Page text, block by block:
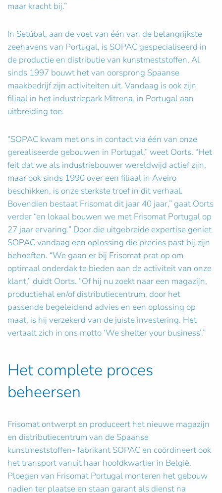
maar kracht bij.”
In Setúbal, aan de voet van één van de belangrijkste
zeehavens van Portugal, is SOPAC gespecialiseerd in
de productie en distributie van kunstmeststoffen. Al
sinds 1997 bouwt het van oorsprong Spaanse
maakbedrijf zijn activiteiten uit. Vandaag is ook zijn
filiaal in het industriepark Mitrena, in Portugal aan
uitbreiding toe.
“SOPAC kwam met ons in contact via één van onze
gerealiseerde gebouwen in Portugal,” weet Oorts. “Het
feit dat we als industriebouwer wereldwijd actief zijn,
maar ook sinds 1990 over een filiaal in Aveiro
beschikken, is onze sterkste troef in dit verhaal.
Bovendien bestaat Frisomat dit jaar 40 jaar,” gaat Oorts
verder “en lokaal bouwen we met Frisomat Portugal op
27 jaar ervaring.” Door die uitgebreide expertise geniet
SOPAC vandaag een oplossing die precies past bij zijn
behoeften. “We gaan er bij Frisomat prat op om
optimaal onderdak te bieden aan de activiteit van onze
klant,” duidt Oorts. “Of hij nu zoekt naar een magazijn,
productiehal en/of distributiecentrum, door het
passende begeleidend advies en een oplossing op
maat, is hij verzekerd van de juiste investering. Het
vertaalt zich in ons motto ‘We shelter your business’.”
Het complete proces
beheersen
Frisomat ontwerpt en produceert het nieuwe magazijn
en distributiecentrum van de Spaanse
kunstmeststoffen- fabrikant SOPAC en coördineert ook
het transport vanuit haar hoofdkwartier in België.
Ploegen van Frisomat Portugal monteren het gebouw
nadien ter plaatse en staan garant als dienst na